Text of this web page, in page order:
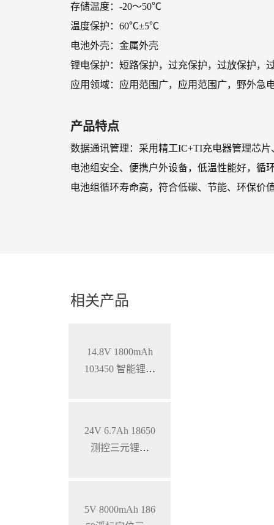
存储温度：-20～50℃
温度保护：60℃±5℃
电池外壳：金属外壳
锂电保护：短路保护，过充保护，过放保护，
应用领域：应用范围广，应用范围广，野外急
产品特点
数据通讯管理：采用精工IC+TI充电器管理芯
电池组安全、便携户外设备，低温性能好，循
电池组循环寿命高，符合低碳、节能、环保价
相关产品
14.8V 1800mAh
103450 智能锂离
24V 6.7Ah 18650
测控三元锂电
5V 8000mAh 186